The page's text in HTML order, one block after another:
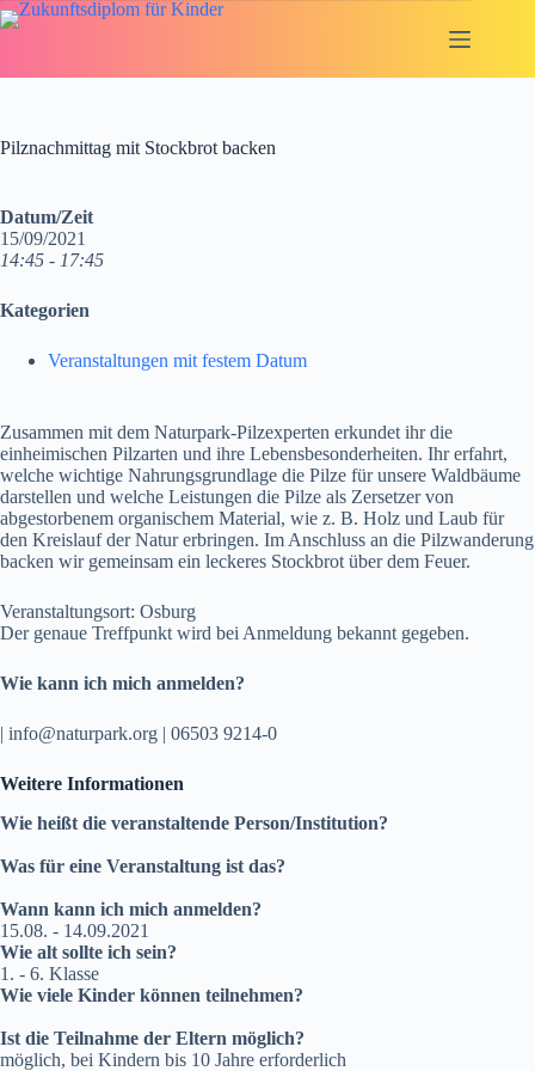
Zum
Inhalt
Pilznachmittag mit Stockbrot backen
Datum/Zeit
15/09/2021
14:45 - 17:45
Kategorien
Veranstaltungen mit festem Datum
Zusammen mit dem Naturpark-Pilzexperten erkundet ihr die
einheimischen Pilzarten und ihre Lebensbesonderheiten. Ihr erfahrt,
welche wichtige Nahrungsgrundlage die Pilze für unsere Waldbäume
darstellen und welche Leistungen die Pilze als Zersetzer von
abgestorbenem organischem Material, wie z. B. Holz und Laub für
den Kreislauf der Natur erbringen. Im Anschluss an die Pilzwanderung
backen wir gemeinsam ein leckeres Stockbrot über dem Feuer.
Veranstaltungsort: Osburg
Der genaue Treffpunkt wird bei Anmeldung bekannt gegeben.
Wie kann ich mich anmelden?
| info@naturpark.org | 06503 9214-0
Weitere Informationen
Wie heißt die veranstaltende Person/Institution?
Was für eine Veranstaltung ist das?
Wann kann ich mich anmelden?
15.08. - 14.09.2021
Wie alt sollte ich sein?
1. - 6. Klasse
Wie viele Kinder können teilnehmen?
Ist die Teilnahme der Eltern möglich?
möglich, bei Kindern bis 10 Jahre erforderlich